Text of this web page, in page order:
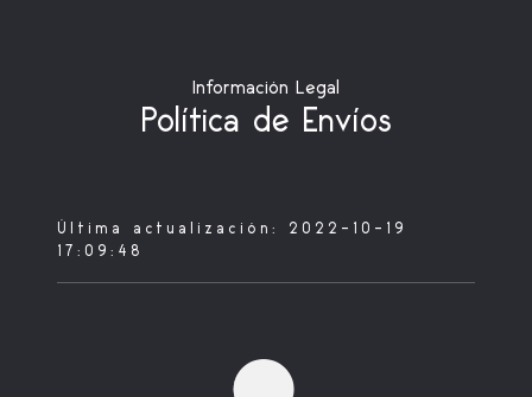
Información Legal
Política de Envíos
Última actualización: 2022-10-19
17:09:48